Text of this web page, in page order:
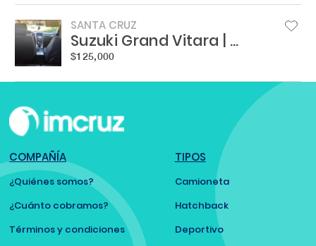
SANTA CRUZ
Suzuki Grand Vitara | 2010
$125,000
COMPAÑÍA
¿Quiénes somos?
¿Cuánto cobramos?
Términos y condiciones
TIPOS
Camioneta
Hatchback
Deportivo